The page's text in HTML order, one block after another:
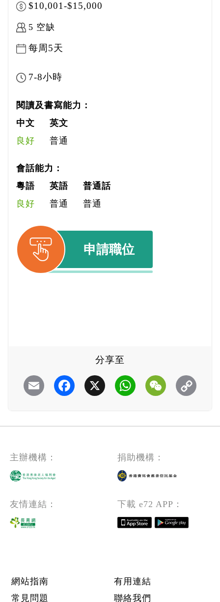
$10,001-$15,000
5 空缺
每周5天
7-8小時
閱讀及書寫能力：
中文
良好
英文
普通
會話能力：
粵語
良好
英語
普通
普通話
普通
申請職位
分享至
Email Facebook
X WhatsAppWeChat
主辦機構： 捐助機構：
友情連結： 下載 e72 APP：
Footer menu
網站指南
有用連結
常見問題
聯絡我們